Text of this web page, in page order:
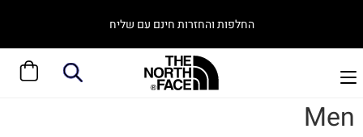
החלפות והחזרות חינם עם שליח
Men